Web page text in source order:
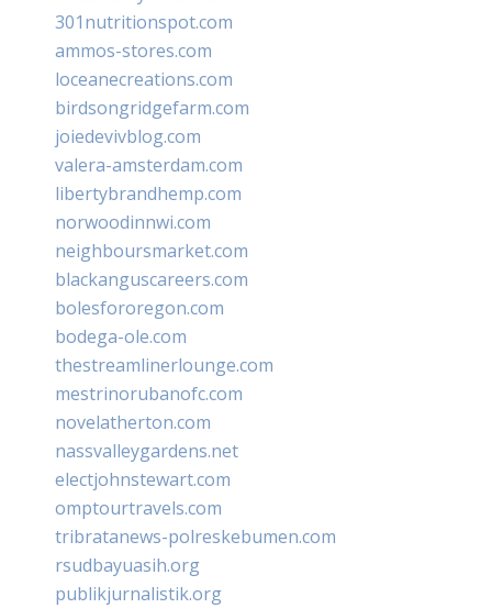
301nutritionspot.com
ammos-stores.com
loceanecreations.com
birdsongridgefarm.com
joiedevivblog.com
valera-amsterdam.com
libertybrandhemp.com
norwoodinnwi.com
neighboursmarket.com
blackanguscareers.com
bolesfororegon.com
bodega-ole.com
thestreamlinerlounge.com
mestrinorubanofc.com
novelatherton.com
nassvalleygardens.net
electjohnstewart.com
omptourtravels.com
tribratanews-polreskebumen.com
rsudbayuasih.org
publikjurnalistik.org